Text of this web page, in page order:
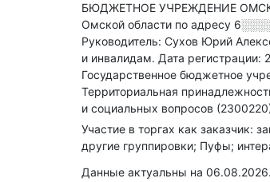
БЮДЖЕТНОЕ УЧРЕЖДЕНИЕ
Омской области по адресу
Руководитель: Сухов Юрий
и инвалидам. Дата регистрации:
Государственное бюджетное
Территориальная
и социальных вопросов
Участие в торгах как заказчик:
другие группировки; Пуфы;
Данные актуальны на 06.08.2026.